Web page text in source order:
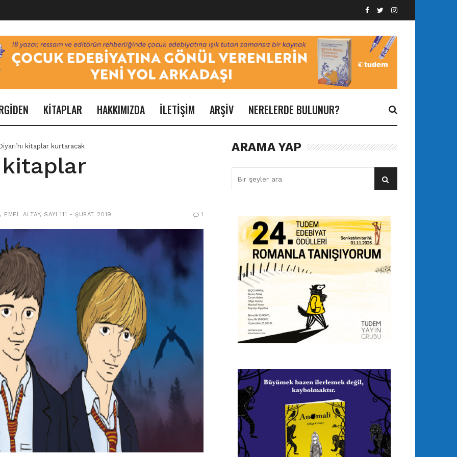
KİTAPLAR HAKKIMIZDA İLETİŞİM ARŞİV NERELERDE BULUNUR?
kitaplar kurtaracak
kitaplar
, EMEL ALTAY, SAYI 111 - ŞUBAT 2019 1
ARAMA YAP